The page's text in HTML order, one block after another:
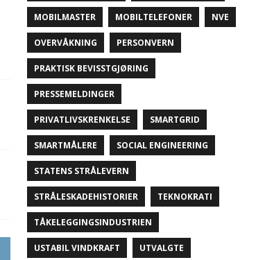
MOBILMASTER MOBILTELEFONER NVE
OVERVÅKNING PERSONVERN
PRAKTISK BEVISSTGJØRING
PRESSEMELDINGER
PRIVATLIVSKRENKELSE SMARTGRID
SMARTMÅLERE SOCIAL ENGINEERING
STATENS STRÅLEVERN
STRÅLESKADEHISTORIER TEKNOKRATI
TÅKELEGGINGSINDUSTRIEN
USTABIL VINDKRAFT UTVALGTE